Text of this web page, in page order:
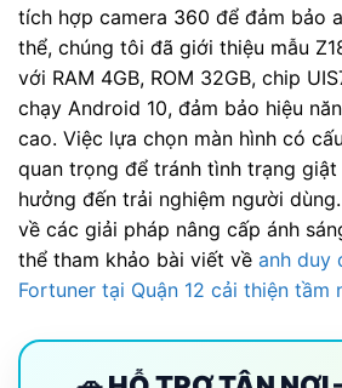
tích hợp camera 360 để đảm bảo
thể, chúng tôi đã giới thiệu mẫu
với RAM 4GB, ROM 32GB, chip
chạy Android 10, đảm bảo hiệu
cao. Việc lựa chọn màn hình có
quan trọng để tránh tình trạng giật
hưởng đến trải nghiệm người
về các giải pháp nâng cấp ánh
thể tham khảo bài viết về anh duy
Fortuner tại Quận 12 cải thiện tầm